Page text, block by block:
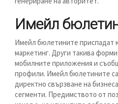
Имейл
Имейл бюлетините приспадат
маркетинг. Други такива
мобилните приложения и
профили. Имейл бюлетините са
директно свързване на
сегменти. Предимството от